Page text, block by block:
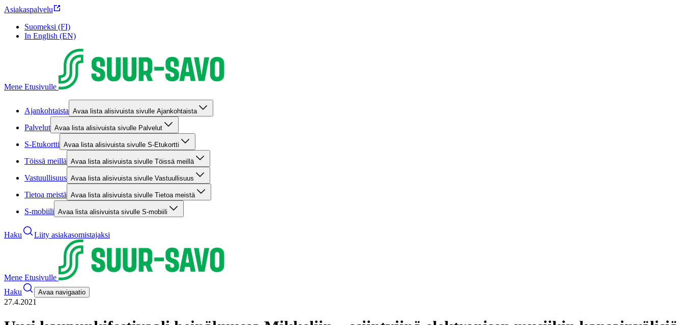
Asiakaspalvelu
Suomeksi (FI)
In English (EN)
Mene Etusivulle
Ajankohtaista Avaa lista alisivuista sivulle Ajankohtaista
Palvelut Avaa lista alisivuista sivulle Palvelut
S-Etukortti Avaa lista alisivuista sivulle S-Etukortti
Töissä meillä Avaa lista alisivuista sivulle Töissä meillä
Vastuullisuus Avaa lista alisivuista sivulle Vastuullisuus
Tietoa meistä Avaa lista alisivuista sivulle Tietoa meistä
S-mobiili Avaa lista alisivuista sivulle S-mobiili
Haku Liity asiakasomistajaksi
Mene Etusivulle
Haku
Avaa navigaatio
27.4.2021